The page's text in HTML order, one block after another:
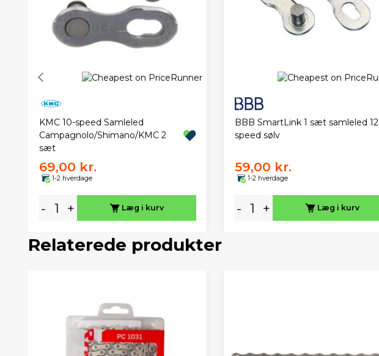
KMC 10-speed Samleled
Campagnolo/Shimano/KMC 2
sæt
69,00 kr.
1-2 hverdage
- + Læg i kurv
BBB SmartLink 1 sæt samleled 12
speed sølv
59,00 kr.
1-2 hverdage
- + Læg i kurv
Relaterede produkter